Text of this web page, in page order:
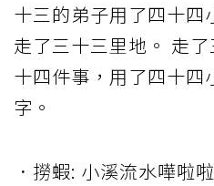
十三的弟子用了四十四
走了三十三里地。 走
十四件事，用了四十四
字。
．撈蝦: 小溪流水嘩啦